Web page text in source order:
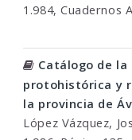
1.984, Cuadernos
Catálogo de
protohistórica y
la provincia de
López Vázquez,